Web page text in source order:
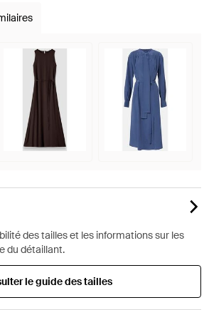
des tailles et les informations sur les
du détaillant.
le guide des tailles